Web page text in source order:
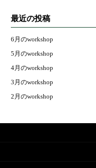
最近の投稿
6月のworkshop
5月のworkshop
4月のworkshop
3月のworkshop
2月のworkshop